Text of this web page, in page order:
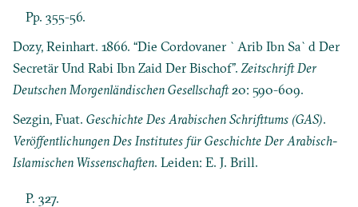
Pp. 355-56.
Dozy, Reinhart. 1866. “Die Cordovaner `Arib Ibn Sa`d Der
Secretär Und Rabi Ibn Zaid Der Bischof”.Zeitschrift Der
Deutschen Morgenländischen Gesellschaft20: 590-609.
Sezgin, Fuat.Geschichte Des Arabischen Schrifttums (GAS).
Veröffentlichungen Des Institutes für Geschichte Der Arabisch-
Islamischen Wissenschaften. Leiden: E. J. Brill.
P. 327.